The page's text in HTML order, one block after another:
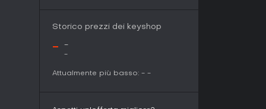
Storico prezzi dei keyshop
- -
-
Attualmente più basso: - -